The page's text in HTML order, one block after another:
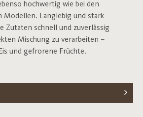
hochwertig wie bei den
Modellen. Langlebig und stark
Zutaten schnell und zuverlässig
Mischung zu verarbeiten –
und gefrorene Früchte.